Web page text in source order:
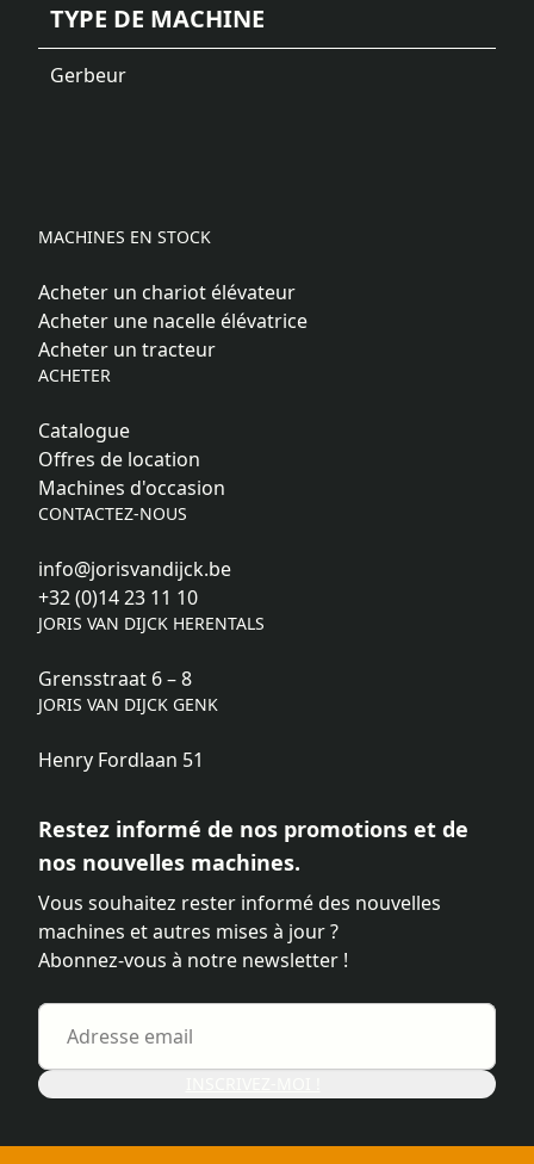
TYPE DE MACHINE
Gerbeur
MACHINES EN STOCK
Acheter un chariot élévateur
Acheter une nacelle élévatrice
Acheter un tracteur
ACHETER
Catalogue
Offres de location
Machines d'occasion
CONTACTEZ-NOUS
info@jorisvandijck.be
+32 (0)14 23 11 10
JORIS VAN DIJCK HERENTALS
Grensstraat 6 – 8
JORIS VAN DIJCK GENK
Henry Fordlaan 51
Restez informé de nos promotions et de
nos nouvelles machines.
Vous souhaitez rester informé des nouvelles
machines et autres mises à jour ?
Abonnez-vous à notre newsletter !